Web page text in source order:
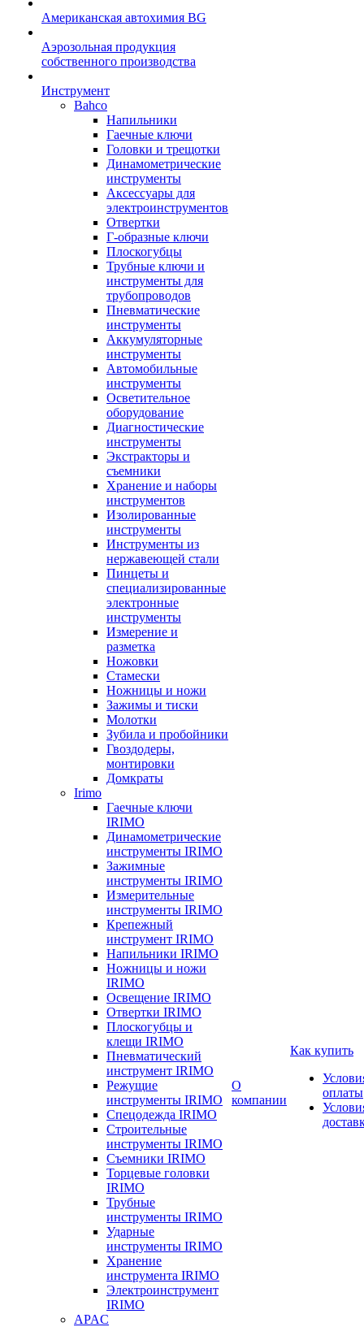
Американская автохимия BG
Аэрозольная продукция
собственного производства
Инструмент
Bahco
Напильники
Гаечные ключи
Головки и трещотки
Динамометрические
инструменты
Аксессуары для
электроинструментов
Отвертки
Г-образные ключи
Плоскогубцы
Трубные ключи и
инструменты для
трубопроводов
Пневматические
инструменты
Аккумуляторные
инструменты
Автомобильные
инструменты
Осветительное
оборудование
Диагностические
инструменты
Экстракторы и
съемники
Хранение и наборы
инструментов
Изолированные
инструменты
Инструменты из
нержавеющей стали
Пинцеты и
специализированные
электронные
инструменты
Измерение и
разметка
Ножовки
Стамески
Ножницы и ножи
Зажимы и тиски
Молотки
Зубила и пробойники
Гвоздодеры,
монтировки
Домкраты
Irimo
Гаечные ключи
IRIMO
Динамометрические
инструменты IRIMO
Зажимные
инструменты IRIMO
Измерительные
инструменты IRIMO
Крепежный
инструмент IRIMO
Напильники IRIMO
Ножницы и ножи
IRIMO
Освещение IRIMO
Отвертки IRIMO
Плоскогубцы и
клещи IRIMO
Пневматический
инструмент IRIMO
Режущие
инструменты IRIMO
Спецодежда IRIMO
Строительные
инструменты IRIMO
Съемники IRIMO
Торцевые головки
IRIMO
Трубные
инструменты IRIMO
Ударные
инструменты IRIMO
Хранение
инструмента IRIMO
Электроинструмент
IRIMO
APAC
О
компании
Как купить
оплаты